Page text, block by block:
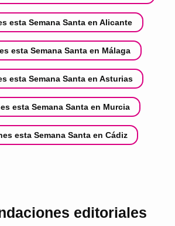
esta Semana Santa en Alicante
esta Semana Santa en Málaga
esta Semana Santa en Asturias
esta Semana Santa en Murcia
esta Semana Santa en Cádiz
editoriales